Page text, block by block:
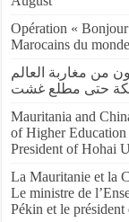
Opération «
Marocains du
2026”.. دخول أكثر من 2.74 مليون من مغاربة العالم
حتى مطلع غشت
Mauritania and
of Higher Education
President of Hohai
La Mauritanie et la
Le ministre de
Pékin et le